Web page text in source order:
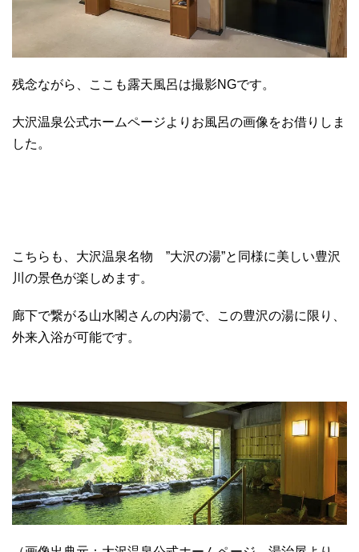
残念ながら、ここも露天風呂は撮影NGです。
大沢温泉公式ホームページよりお風呂の画像をお借りしま
した。
こちらも、大沢温泉名物 ”大沢の湯”と同様に美しい豊沢
川の景色が楽しめます。
廊下で繋がる山水閣さんの内湯で、この豊沢の湯に限り、
外来入浴が可能です。